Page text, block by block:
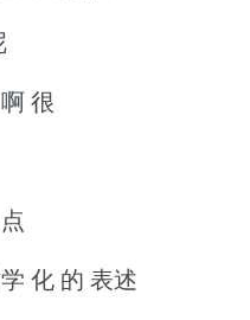
很
化 的 表述